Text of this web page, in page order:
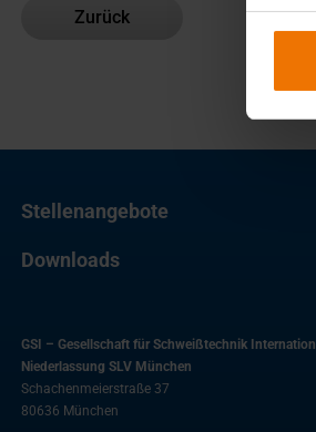
Zurück
Stellenangebote
Downloads
GSI – Gesellschaft für Schweißtechnik
Niederlassung SLV München
Schachenmeierstraße 37
80636 München